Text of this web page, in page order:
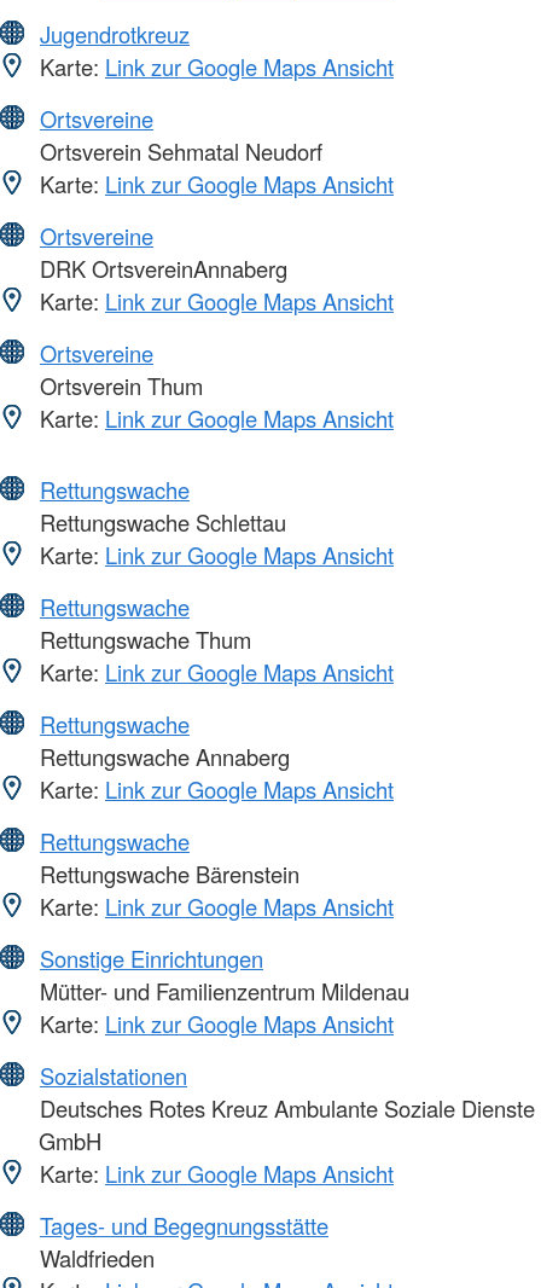
Jugendrotkreuz
Karte: Link zur Google Maps Ansicht
Ortsvereine
Ortsverein Sehmatal Neudorf
Karte: Link zur Google Maps Ansicht
Ortsvereine
DRK OrtsvereinAnnaberg
Karte: Link zur Google Maps Ansicht
Ortsvereine
Ortsverein Thum
Karte: Link zur Google Maps Ansicht
Rettungswache
Rettungswache Schlettau
Karte: Link zur Google Maps Ansicht
Rettungswache
Rettungswache Thum
Karte: Link zur Google Maps Ansicht
Rettungswache
Rettungswache Annaberg
Karte: Link zur Google Maps Ansicht
Rettungswache
Rettungswache Bärenstein
Karte: Link zur Google Maps Ansicht
Sonstige Einrichtungen
Mütter- und Familienzentrum Mildenau
Karte: Link zur Google Maps Ansicht
Sozialstationen
Deutsches Rotes Kreuz Ambulante Soziale Dienste
GmbH
Karte: Link zur Google Maps Ansicht
Tages- und Begegnungsstätte
Waldfrieden